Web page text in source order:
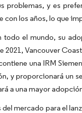
problemas, y es
los años, lo que
el mundo, su
Vancouver
una IRM
y proporcionará un
a una mayor
mercado para el